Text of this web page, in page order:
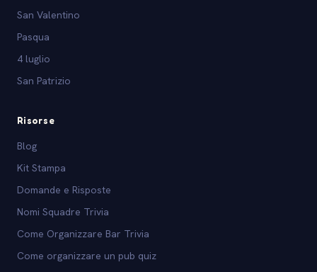
San Valentino
Pasqua
4 luglio
San Patrizio
Risorse
Blog
Kit Stampa
Domande e Risposte
Nomi Squadre Trivia
Come Organizzare Bar Trivia
Come organizzare un pub quiz